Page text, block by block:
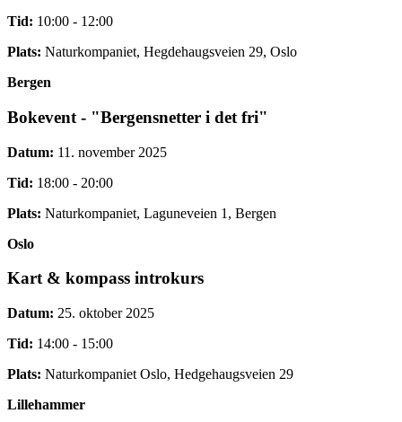
Tid: 10:00 - 12:00
Plats: Naturkompaniet, Hegdehaugsveien 29, Oslo
Bergen
Bokevent - "Bergensnetter i det fri"
Datum: 11. november 2025
Tid: 18:00 - 20:00
Plats: Naturkompaniet, Laguneveien 1, Bergen
Oslo
Kart & kompass introkurs
Datum: 25. oktober 2025
Tid: 14:00 - 15:00
Plats: Naturkompaniet Oslo, Hedgehaugsveien 29
Lillehammer